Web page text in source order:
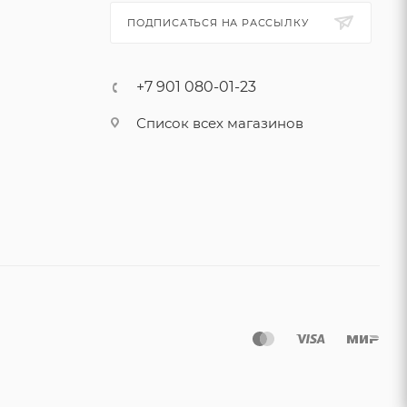
ПОДПИСАТЬСЯ НА РАССЫЛКУ
+7 901 080-01-23
Список всех магазинов